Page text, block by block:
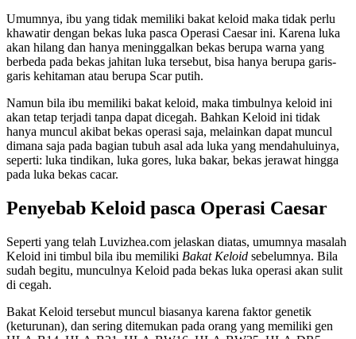
Umumnya, ibu yang tidak memiliki bakat keloid maka tidak perlu
khawatir dengan bekas luka pasca Operasi Caesar ini. Karena luka
akan hilang dan hanya meninggalkan bekas berupa warna yang
berbeda pada bekas jahitan luka tersebut, bisa hanya berupa garis-
garis kehitaman atau berupa Scar putih.
Namun bila ibu memiliki bakat keloid, maka timbulnya keloid ini
akan tetap terjadi tanpa dapat dicegah. Bahkan Keloid ini tidak
hanya muncul akibat bekas operasi saja, melainkan dapat muncul
dimana saja pada bagian tubuh asal ada luka yang mendahuluinya,
seperti: luka tindikan, luka gores, luka bakar, bekas jerawat hingga
pada luka bekas cacar.
Penyebab Keloid pasca Operasi Caesar
Seperti yang telah Luvizhea.com jelaskan diatas, umumnya masalah
Keloid ini timbul bila ibu memiliki Bakat Keloid sebelumnya. Bila
sudah begitu, munculnya Keloid pada bekas luka operasi akan sulit
di cegah.
Bakat Keloid tersebut muncul biasanya karena faktor genetik
(keturunan), dan sering ditemukan pada orang yang memiliki gen